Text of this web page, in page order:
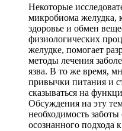
Некоторые
микробиома желудка,
здоровье и обмен
физиологических
желудке, помогает
методы лечения
язва. В то же время,
привычки питания и
сказываться на
Обсуждения на эту
необходимость
осознанного подхода